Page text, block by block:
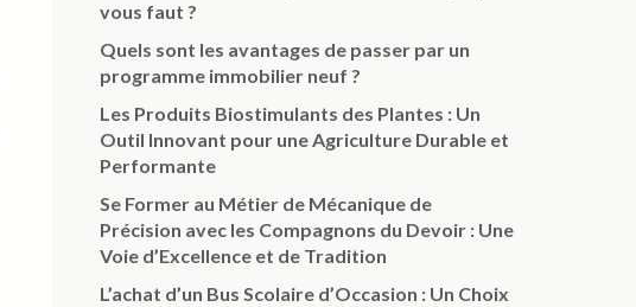
vous faut ?
Quels sont les avantages de passer par un
programme immobilier neuf ?
Les Produits Biostimulants des Plantes : Un
Outil Innovant pour une Agriculture Durable et
Performante
Se Former au Métier de Mécanique de
Précision avec les Compagnons du Devoir : Une
Voie d’Excellence et de Tradition
L’achat d’un Bus Scolaire d’Occasion : Un Choix